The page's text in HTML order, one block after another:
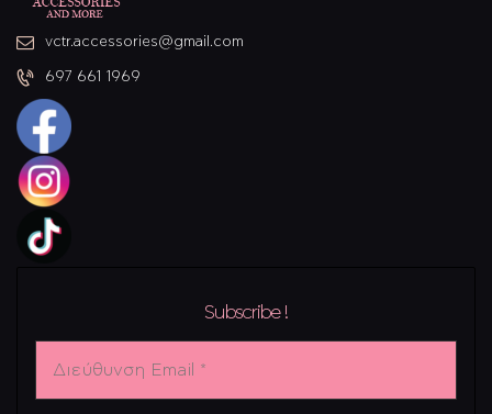
vctr.accessories@gmail.com
697 661 1969
Subscribe !
Email